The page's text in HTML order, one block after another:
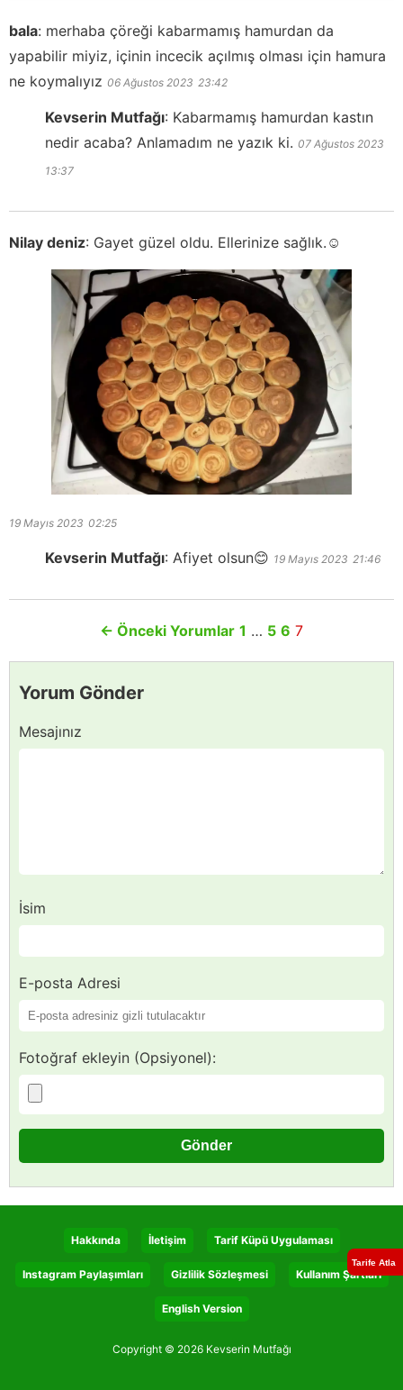
bala: merhaba çöreği kabarmamış hamurdan da
yapabilir miyiz, içinin incecik açılmış olması için hamura
ne koymalıyız 06 Ağustos 2023 23:42
Kevserin Mutfağı: Kabarmamış hamurdan kastın
nedir acaba? Anlamadım ne yazık ki. 07 Ağustos 2023
13:37
Nilay deniz: Gayet güzel oldu. Ellerinize sağlık.☺️
19 Mayıs 2023 02:25
Kevserin Mutfağı: Afiyet olsun😊 19 Mayıs 2023 21:46
← Önceki Yorumlar 1 … 5 6 7
Yorum Gönder
Mesajınız
İsim
E-posta Adresi
Fotoğraf ekleyin (Opsiyonel):
Tarife Atla
Hakkında İletişim Tarif Küpü Uygulaması
Instagram Paylaşımları Gizlilik Sözleşmesi Kullanım Şartları
English Version
Copyright © 2026 Kevserin Mutfağı